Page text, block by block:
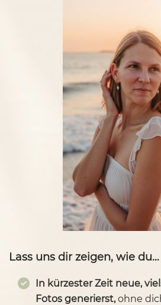
Lass uns dir zeigen, wie du…
In kürzester Zeit neue,
Fotos generierst,ohne